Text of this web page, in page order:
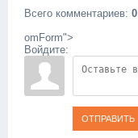
Всего комментариев: 0
omForm">
Войдите:
ОТПРАВИТЬ